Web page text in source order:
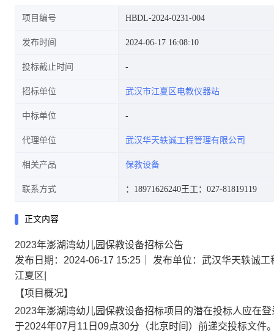
项目编号 HBDL-2024-0231-004
发布时间 2024-06-17 16:08:10
投标截止时间
招标单位 武汉市江夏区电教仪器站
中标单位
代理单位 武汉华天轶诚工程管理有限公司
相关产品 保教设备
联系方式 ：18971626240王工：027-81819119
正文内容
2023年澎湖湾幼儿园保教设备招标公告
发布日期：2024-06-17 15:25
发布单位：武汉华天轶诚工
江夏区
【项目概况】
2023年澎湖湾幼儿园保教设备招标项目的潜在投标人应在登
于2024年07月11日09点30分 （北京时间）前递交投标文件